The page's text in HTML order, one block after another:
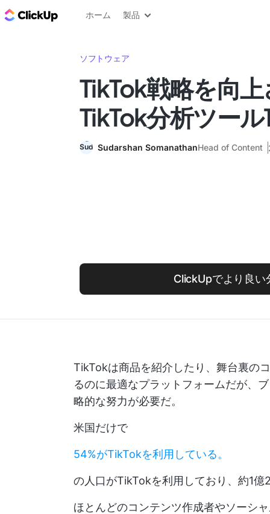
ClickUp ブログ
ホーム 製品
ソフトウェア
TikTok戦略を向
TikTok分析ツール
Sudarshan SomanathanHead of Content
ClickUpでより良い
TikTokは商品を紹介したり、舞台裏の
るのに最適なプラットフォームだが、
略的な努力が必要だ。
米国だけで
54%がTikTokを利用している。
の人口がTikTokを利用しており、約1
ほとんどのコンテンツ作成者やソーシ